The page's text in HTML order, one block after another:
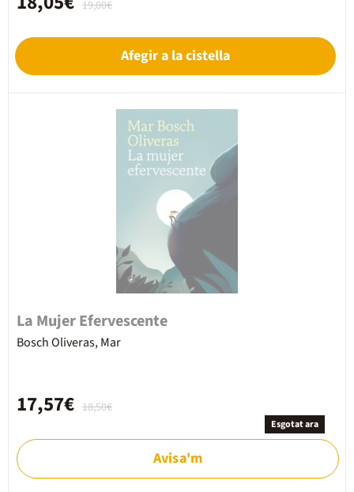
19,00€
Afegir a la cistella
La Mujer Efervescente
Bosch Oliveras, Mar
18,50€
17,57€
Esgotat ara
Avisa'm